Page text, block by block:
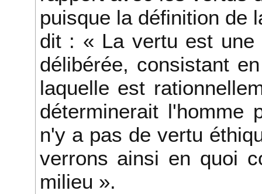
puisque la définition de
dit : « La vertu est une
délibérée, consistant
laquelle est
déterminerait l'homme
n'y a pas de vertu
verrons ainsi en quoi
milieu ».